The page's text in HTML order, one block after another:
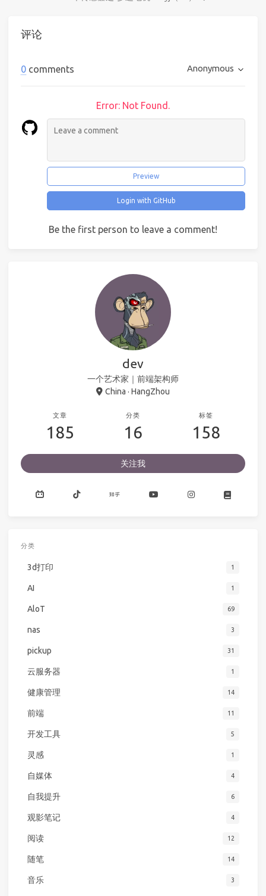
评论
0 comments Anonymous
Error: Not Found.
Preview
Login with GitHub
Be the first person to leave a comment!
dev
一个艺术家｜前端架构师
China · HangZhou
文章
185
分类
16
标签
158
关注我
分类
3d打印 1
AI 1
AloT 69
nas 3
pickup 31
云服务器 1
健康管理 14
前端 11
开发工具 5
灵感 1
自媒体 4
自我提升 6
观影笔记 4
阅读 12
随笔 14
音乐 3